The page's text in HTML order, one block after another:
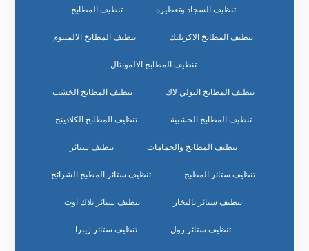
تنظيف السجاد وتعطيره تنظيف المطابخ
تنظيف المطابخ الاكريليك تنظيف المطابخ الالمنيوم
تنظيف المطابخ الالمونتال
تنظيف المطابخ البولي لاك تنظيف المطابخ الخشب
تنظيف المطابخ الخشبية تنظيف المطابخ الكلادينج
تنظيف المطابخ والحمامات تنظيف ستائر
تنظيف ستائر المطبخ تنظيف ستائر المطبخ الشرائح
تنظيف ستائر بالبخار تنظيف ستائر بلاك اوت
تنظيف ستائر رول تنظيف ستائر زيبرا